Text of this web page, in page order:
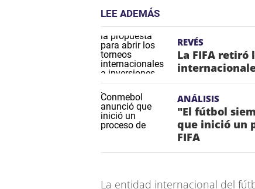
LEE ADEMÁS
REVÉS
La FIFA
ANÁLISIS
"El fútbol
que inició un
FIFA
La entidad internacional del